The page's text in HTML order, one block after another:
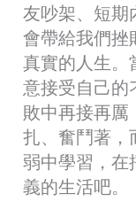
友吵架、短期
會帶給我們挫
真實的人生。
意接受自己的
敗中再接再厲
扎、奮鬥著，
弱中學習，在
義的生活吧。